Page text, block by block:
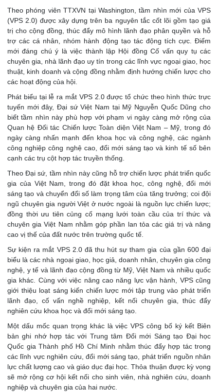
Theo phóng viên TTXVN tại Washington, tầm nhìn mới của VPS
(VPS 2.0) được xây dựng trên ba nguyên tắc cốt lõi gồm tạo giá
trị cho cộng đồng, thúc đẩy mô hình lãnh đạo phân quyền và hỗ
trợ các cá nhân, nhóm hành động tạo tác động tích cực. Điểm
mới đáng chú ý là việc thành lập Hội đồng Cố vấn quy tụ các
chuyên gia, nhà lãnh đạo uy tín trong các lĩnh vực ngoại giao, học
thuật, kinh doanh và cộng đồng nhằm định hướng chiến lược cho
các hoạt động của hội.
Phát biểu tại lễ ra mắt VPS 2.0 được tổ chức theo hình thức trực
tuyến mới đây, Đại sứ Việt Nam tại Mỹ Nguyễn Quốc Dũng cho
biết tầm nhìn này phù hợp với phạm vi ngày càng mở rộng của
Quan hệ Đối tác Chiến lược Toàn diện Việt Nam – Mỹ, trong đó
ngày càng nhấn mạnh đến khoa học và công nghệ, các ngành
công nghiệp công nghệ cao, đổi mới sáng tạo và kinh tế số bên
cạnh các trụ cột hợp tác truyền thống.
Theo Đại sứ, tầm nhìn này cũng hỗ trợ chiến lược phát triển quốc
gia của Việt Nam, trong đó đặt khoa học, công nghệ, đổi mới
sáng tạo và chuyển đổi số làm trọng tâm của tăng trưởng; coi đội
ngũ chuyên gia người Việt ở nước ngoài là nguồn lực chiến lược;
đồng thời ưu tiên củng cố mạng lưới toàn cầu của trí thức và
chuyên gia Việt Nam nhằm góp phần lan tỏa các giá trị và nâng
cao vị thế của đất nước trên trường quốc tế.
Sự kiện ra mắt VPS 2.0 đã thu hút sự tham gia của gần 600 đại
biểu là các nhà ngoại giao, học giả, doanh nhân, chuyên gia công
nghệ, y tế và lãnh đạo cộng đồng từ Mỹ, Việt Nam và nhiều quốc
gia khác. Cùng với việc nâng cao năng lực vận hành, VPS cũng
giới thiệu loạt sáng kiến chiến lược mới tập trung vào phát triển
lãnh đạo, cố vấn nghề nghiệp, kết nối chuyên gia, thúc đẩy
nghiên cứu khoa học và đổi mới sáng tạo.
Một dấu mốc quan trọng khác là việc VPS công bố ký kết Biên
bản ghi nhớ hợp tác với Trung tâm Đổi mới Sáng tạo Đại học
Quốc gia Thành phố Hồ Chí Minh nhằm thúc đẩy hợp tác trong
các lĩnh vực nghiên cứu, đổi mới sáng tạo, phát triển nguồn nhân
lực chất lượng cao và giáo dục đại học. Thỏa thuận được kỳ vọng
sẽ mở rộng cơ hội kết nối cho sinh viên, nhà nghiên cứu, doanh
nghiệp và chuyên gia của hai nước.